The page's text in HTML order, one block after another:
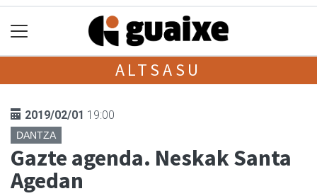
ALTSASU
2019/02/01 19:00
DANTZA
Gazte agenda. Neskak Santa
Agedan